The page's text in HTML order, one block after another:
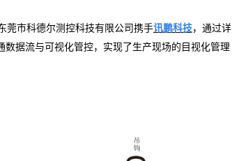
莞市科德尔测控科技有限公司携手讯鹏科技，通过详
数据流与可视化管控，实现了生产现场的目视化管理